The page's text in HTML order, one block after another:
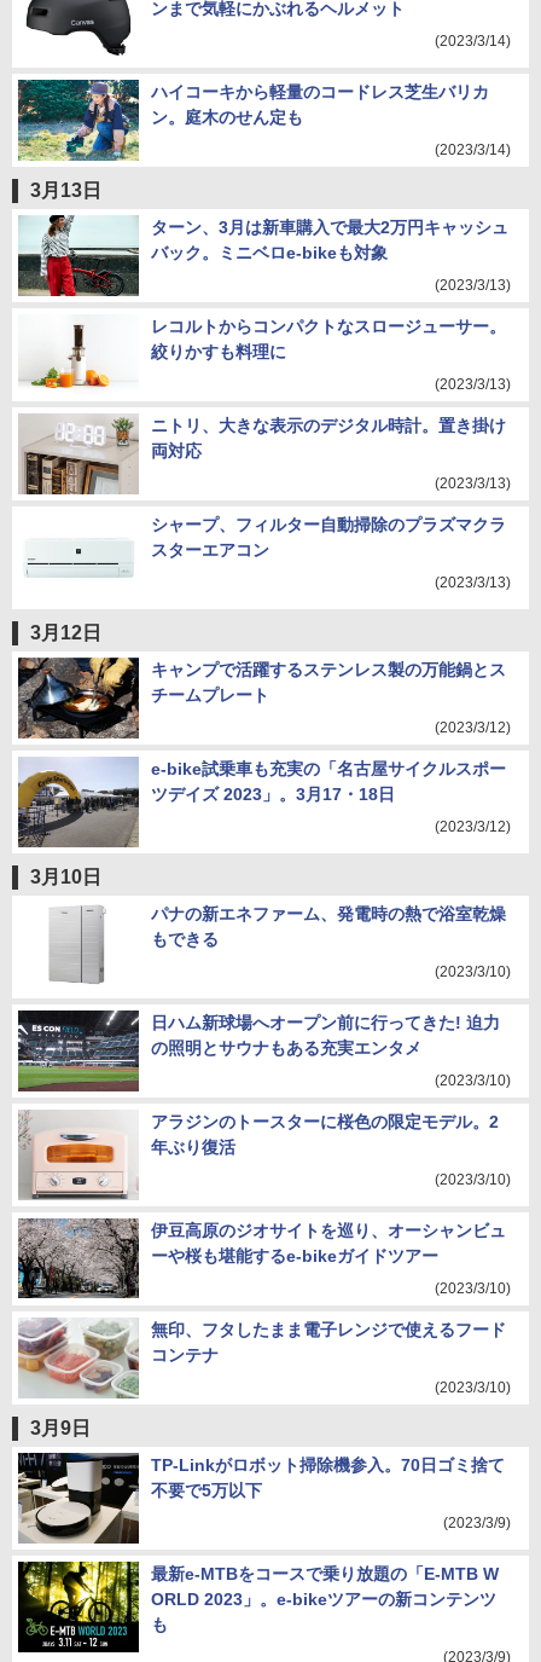
ンまで気軽にかぶれるヘルメット
(2023/3/14)
ハイコーキから軽量のコードレス芝生バリカ
ン。庭木のせん定も
(2023/3/14)
3月13日
ターン、3月は新車購入で最大2万円キャッシュ
バック。ミニベロe-bikeも対象
(2023/3/13)
レコルトからコンパクトなスロージューサー。
絞りかすも料理に
(2023/3/13)
ニトリ、大きな表示のデジタル時計。置き掛け
両対応
(2023/3/13)
シャープ、フィルター自動掃除のプラズマクラ
スターエアコン
(2023/3/13)
3月12日
キャンプで活躍するステンレス製の万能鍋とス
チームプレート
(2023/3/12)
e-bike試乗車も充実の「名古屋サイクルスポー
ツデイズ 2023」。3月17・18日
(2023/3/12)
3月10日
パナの新エネファーム、発電時の熱で浴室乾燥
もできる
(2023/3/10)
日ハム新球場へオープン前に行ってきた! 迫力
の照明とサウナもある充実エンタメ
(2023/3/10)
アラジンのトースターに桜色の限定モデル。2
年ぶり復活
(2023/3/10)
伊豆高原のジオサイトを巡り、オーシャンビュ
ーや桜も堪能するe-bikeガイドツアー
(2023/3/10)
無印、フタしたまま電子レンジで使えるフード
コンテナ
(2023/3/10)
3月9日
TP-Linkがロボット掃除機参入。70日ゴミ捨て
不要で5万以下
(2023/3/9)
最新e-MTBをコースで乗り放題の「E-MTB W
ORLD 2023」。e-bikeツアーの新コンテンツ
も
(2023/3/9)